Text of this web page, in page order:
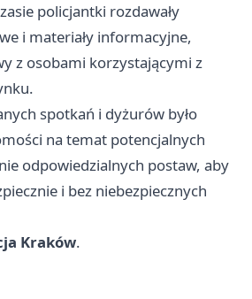
policjantki rozdawały
i materiały informacyjne,
z osobami korzystającymi z
spotkań i dyżurów było
na temat potencjalnych
odpowiedzialnych postaw, aby
i bez niebezpiecznych
Kraków.